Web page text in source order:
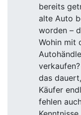
bereits
alte Auto
worden –
Wohin mit
das
Käufer
fehlen